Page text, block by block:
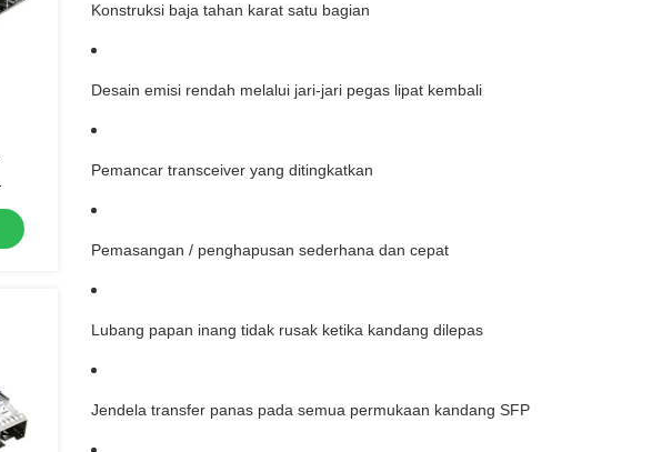
Konstruksi baja tahan karat satu bagian
Desain emisi rendah melalui jari-jari pegas lipat kembali
Pemancar transceiver yang ditingkatkan
Pemasangan / penghapusan sederhana dan cepat
Lubang papan inang tidak rusak ketika kandang dilepas
Jendela transfer panas pada semua permukaan kandang SFP